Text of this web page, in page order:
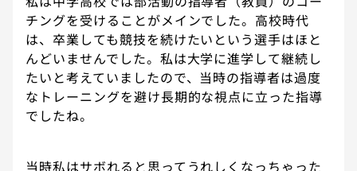
チングを受けることがメインでした。高校時代
は、卒業しても競技を続けたいという選手はほと
んどいませんでした。私は大学に進学して継続し
たいと考えていましたので、当時の指導者は過度
なトレーニングを避け長期的な視点に立った指導
でしたね。
当時私はサボれると思ってうれしくなっちゃった